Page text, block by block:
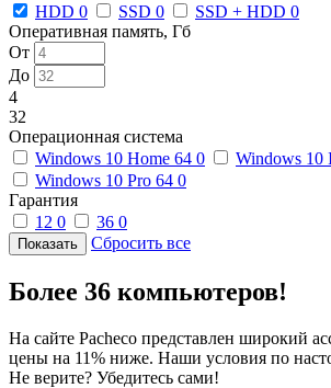
HDD 0 SSD 0 SSD + HDD 0
Оперативная память, Гб
От
До
4
32
Операционная система
Windows 10 Home 64 0 Windows 10
Windows 10 Pro 64 0
Гарантия
12 0 36 0
Сбросить все
Более 36 компьютеров!
На сайте Pacheco представлен широкий
цены на 11% ниже. Наши условия по
Не верите? Убедитесь сами!